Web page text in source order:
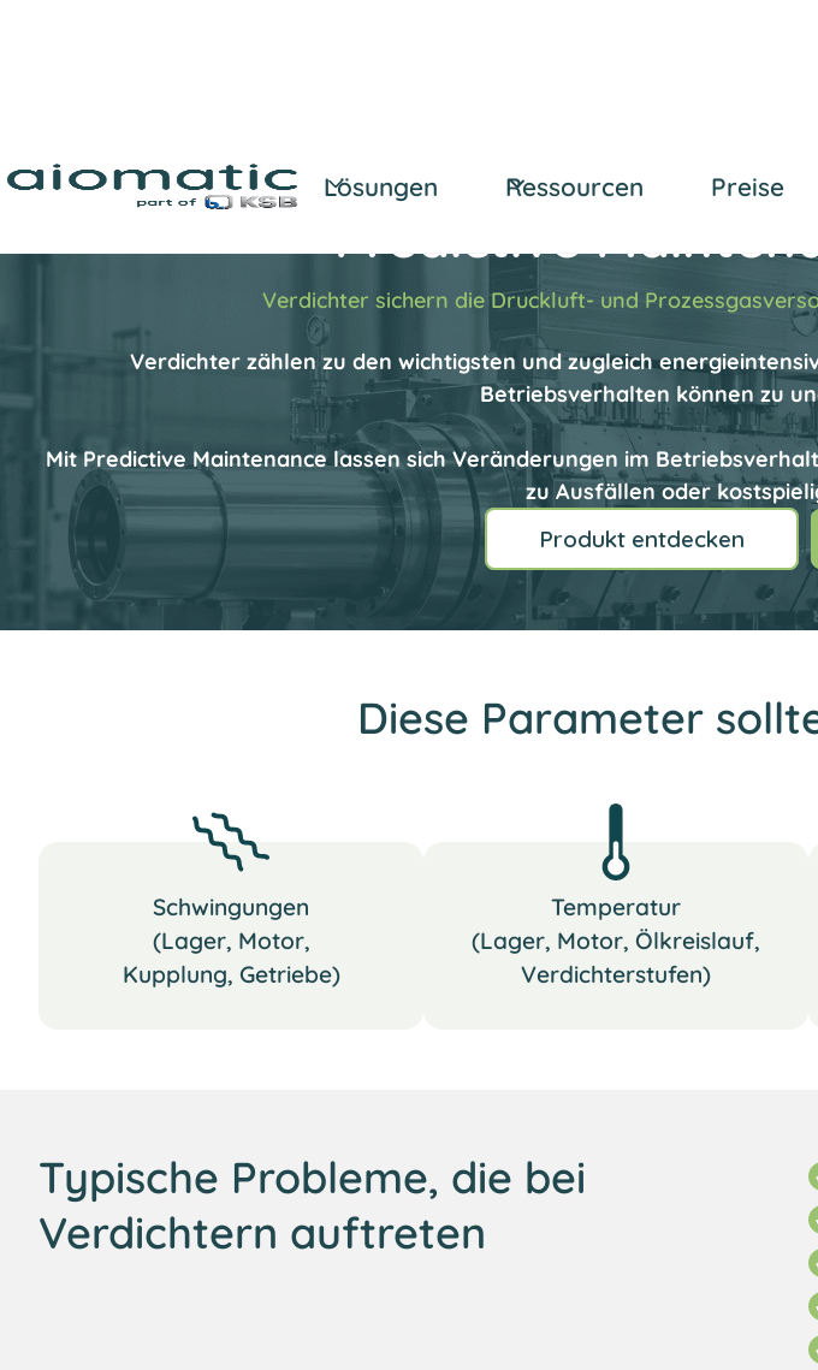
Lösungen Ressourcen Preise
Predictive
Verdichter sichern die Druckluft- und
Verdichter zählen zu den wichtigsten und zugleich
Betriebsverhalten können zu
Mit Predictive Maintenance lassen sich Veränderungen im
zu Ausfällen oder
Produkt entdecken
Diese Parameter
Schwingungen
(Lager, Motor,
Kupplung, Getriebe)
Temperatur
(Lager, Motor, Ölkreislauf,
Verdichterstufen)
Typische Probleme, die bei
Verdichtern auftreten